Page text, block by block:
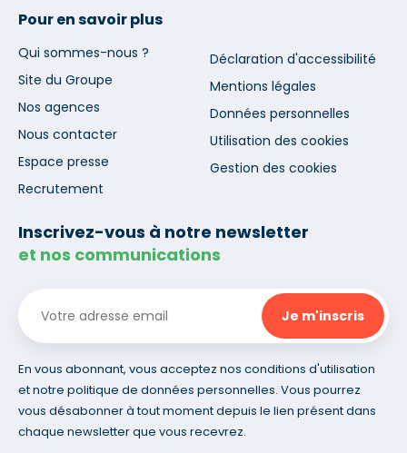
Pour en savoir plus
Qui sommes-nous ?
Site du Groupe
Nos agences
Nous contacter
Espace presse
Recrutement
Déclaration d'accessibilité
Mentions légales
Données personnelles
Utilisation des cookies
Gestion des cookies
Inscrivez-vous à notre newsletter
et nos communications
En vous abonnant, vous acceptez nos conditions d'utilisation
et notre politique de données personnelles. Vous pourrez
vous désabonner à tout moment depuis le lien présent dans
chaque newsletter que vous recevrez.